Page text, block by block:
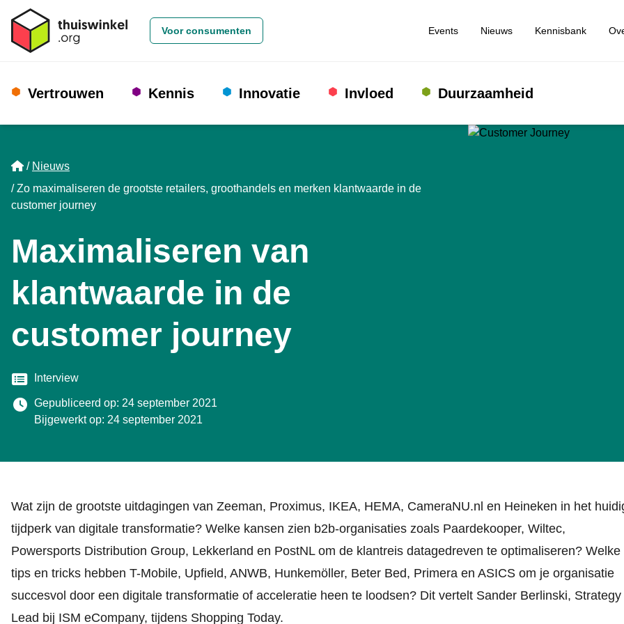
Voor consumenten Events Nieuws Kennisbank
Vertrouwen Kennis Innovatie Invloed Duurzaamheid
Home
Nieuws
Zo maximaliseren de grootste retailers, groothandels en merken klantwaarde in de
customer journey
Maximaliseren van
klantwaarde in de
customer journey
Categorie
Interview
Gepubliceerd op: 24 september 2021
Bijgewerkt op: 24 september 2021
Wat zijn de grootste uitdagingen van Zeeman, Proximus, IKEA, HEMA, CameraNU.nl en Heineken in het
tijdperk van digitale transformatie? Welke kansen zien b2b-organisaties zoals Paardekooper, Wiltec,
Powersports Distribution Group, Lekkerland en PostNL om de klantreis datagedreven te optimaliseren? Welke
tips en tricks hebben T-Mobile, Upfield, ANWB, Hunkemöller, Beter Bed, Primera en ASICS om je organisatie
succesvol door een digitale transformatie of acceleratie heen te loodsen? Dit vertelt Sander Berlinski, Strategy
Lead bij ISM eCompany, tijdens Shopping Today.